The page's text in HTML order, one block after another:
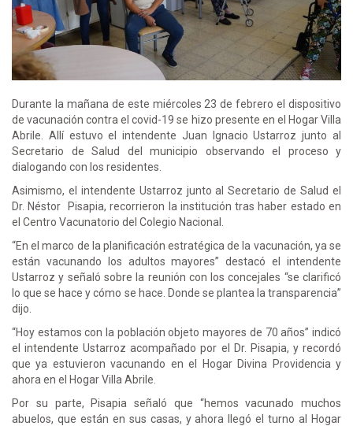
Durante la mañana de este miércoles 23 de febrero el dispositivo
de vacunación contra el covid-19 se hizo presente en el Hogar Villa
Abrile. Allí estuvo el intendente Juan Ignacio Ustarroz junto al
Secretario de Salud del municipio observando el proceso y
dialogando con los residentes.
Asimismo, el intendente Ustarroz junto al Secretario de Salud el
Dr. Néstor Pisapia, recorrieron la institución tras haber estado en
el Centro Vacunatorio del Colegio Nacional.
“En el marco de la planificación estratégica de la vacunación, ya se
están vacunando los adultos mayores” destacó el intendente
Ustarroz y señaló sobre la reunión con los concejales “se clarificó
lo que se hace y cómo se hace. Donde se plantea la transparencia”
dijo.
“Hoy estamos con la población objeto mayores de 70 años” indicó
el intendente Ustarroz acompañado por el Dr. Pisapia, y recordó
que ya estuvieron vacunando en el Hogar Divina Providencia y
ahora en el Hogar Villa Abrile.
Por su parte, Pisapia señaló que “hemos vacunado muchos
abuelos, que están en sus casas, y ahora llegó el turno al Hogar